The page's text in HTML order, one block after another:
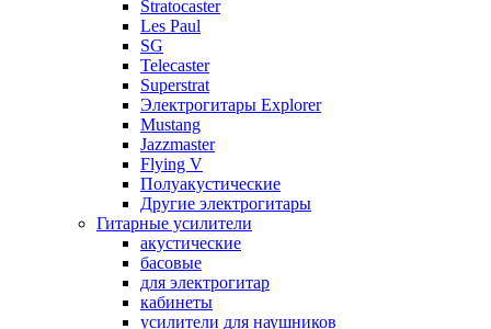
Stratocaster
Les Paul
SG
Telecaster
Superstrat
Электрогитары Explorer
Mustang
Jazzmaster
Flying V
Полуакустические
Другие электрогитары
Гитарные усилители
акустические
басовые
для электрогитар
кабинеты
усилители для наушников